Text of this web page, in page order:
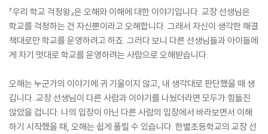
『우리 학교 걱정왕』은 오해와 이해에 대한 이야기입니다. 교장 선생님은
학교를 걱정하는 건 자신뿐이라고 오해합니다. 그래서 자신이 생각한 해결
책대로만 학교를 운영하려고 하죠. 그러다 보니 다른 선생님들과 아이들에
게 자기 멋대로 학교를 운영하려는 사람으로 오해받습니다.
오해는 누군가의 이야기에 귀 기울이지 않고, 내 생각대로 판단했을 때 생
깁니다. 교장 선생님이 다른 사람과 이야기를 나눴더라면 모두가 힘들진
않았을 겁니다. 나의 입장이 아닌 다른 사람의 입장에서 바라보면서 이해
하기 시작했을 때, 오해는 쉽게 풀릴 수 있습니다. 한별초등학교의 교장 선